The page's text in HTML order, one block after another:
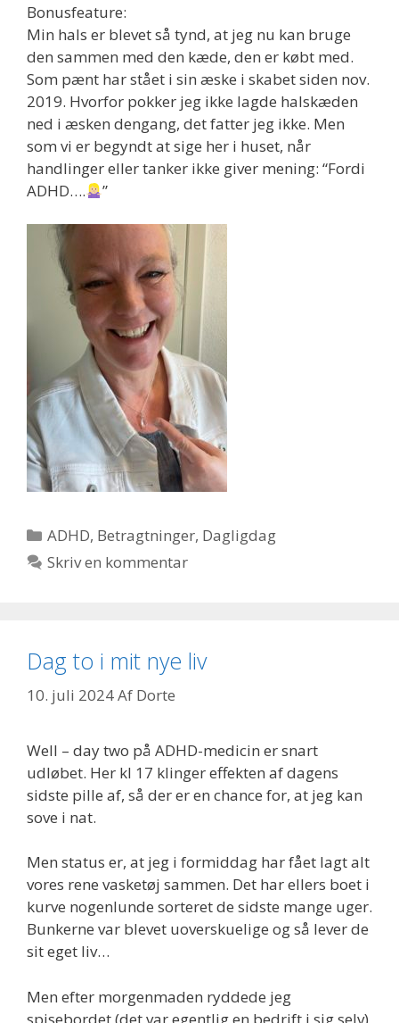
Bonusfeature:
Min hals er blevet så tynd, at jeg nu kan bruge
den sammen med den kæde, den er købt med.
Som pænt har stået i sin æske i skabet siden nov.
2019. Hvorfor pokker jeg ikke lagde halskæden
ned i æsken dengang, det fatter jeg ikke. Men
som vi er begyndt at sige her i huset, når
handlinger eller tanker ikke giver mening: “Fordi
ADHD….
”
Kategorier
ADHD, Betragtninger, Dagligdag
Skriv en kommentar
Dag to i mit nye liv
10. juli 2024Af Dorte
Well – day two på ADHD-medicin er snart
udløbet. Her kl 17 klinger effekten af dagens
sidste pille af, så der er en chance for, at jeg kan
sove i nat.
Men status er, at jeg i formiddag har fået lagt alt
vores rene vasketøj sammen. Det har ellers boet i
kurve nogenlunde sorteret de sidste mange uger.
Bunkerne var blevet uoverskuelige og så lever de
sit eget liv…
Men efter morgenmaden ryddede jeg